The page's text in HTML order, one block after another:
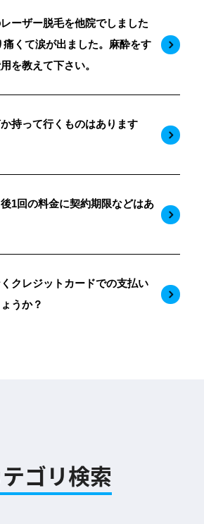
ーザー脱毛を他院でしました
痛くて涙が出ました。麻酔をす
を教えて下さい。
持って行くものはあります
1回の料金に契約期限などはあ
クレジットカードでの支払い
うか？
ゴリ検索